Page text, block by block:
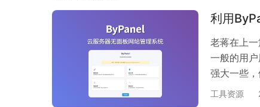
利用
老蒋在上
一般的用
强大一些
统，从操
工具资源